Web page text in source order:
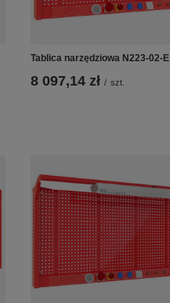
Tablica narzędziowa N223-02-E
8 097,14 zł / szt.